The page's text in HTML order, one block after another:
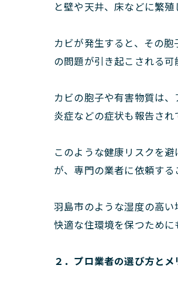
と壁や天井、床などに繁
カビが発生すると、その
の問題が引き起こされる
カビの胞子や有害物質は
炎症などの症状も報告さ
このような健康リスクを
が、専門の業者に依頼す
羽島市のような湿度の高
快適な住環境を保つために
２．プロ業者の選び方とメ